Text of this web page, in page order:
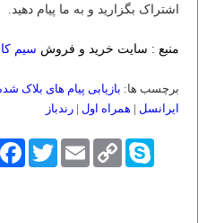
اشتراک بگزارید و به ما پیام دهید.
منبع : سایت خرید و فروش سیم
برچسب ها: بازیابی پیام های بلاک
ایرانسل | همراه اول | رندباز
Twitter Email
Copy
Link
Skype